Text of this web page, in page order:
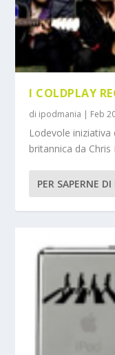
I COLDPLAY
di ipodmania | Feb
Lodevole
britannica da Chris
PER SAPERNE DI